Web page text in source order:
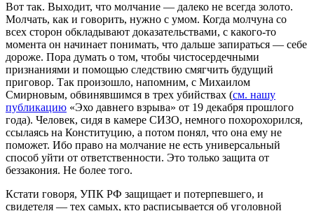
Вот так. Выходит, что молчание — далеко не всегда золото.
Молчать, как и говорить, нужно с умом. Когда молчуна со
всех сторон обкладывают доказательствами, с какого‑то
момента он начинает понимать, что дальше запираться — себе
дороже. Пора думать о том, чтобы чистосердечными
признаниями и помощью следствию смягчить будущий
приговор. Так произошло, напомним, с Михаилом
Смирновым, обвинявшимся в трех убийствах (см. нашу
публикацию «Эхо давнего взрыва» от 19 декабря прошлого
года). Человек, сидя в камере СИЗО, немного похорохорился,
ссылаясь на Конституцию, а потом понял, что она ему не
поможет. Ибо право на молчание не есть универсальный
способ уйти от ответственности. Это только защита от
беззакония. Не более того.
Кстати говоря, УПК РФ защищает и потерпевшего, и
свидетеля — тех самых, кто расписывается об уголовной